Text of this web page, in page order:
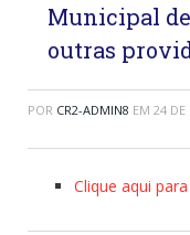
Municipal
outras
POR CR2-ADMIN8 EM 24 DE
Clique aqui